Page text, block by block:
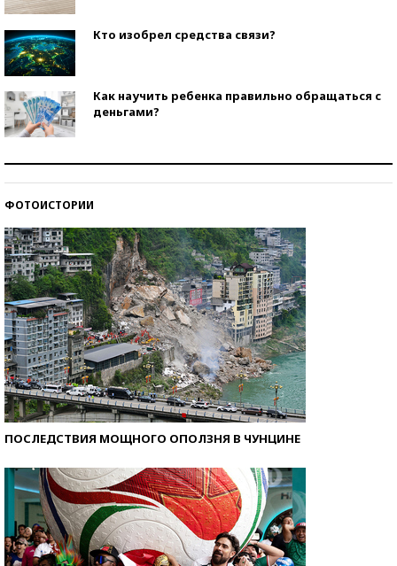
Кто изобрел средства связи?
Как научить ребенка правильно обращаться с
деньгами?
ФОТОИСТОРИИ
ПОСЛЕДСТВИЯ МОЩНОГО ОПОЛЗНЯ В ЧУНЦИНЕ